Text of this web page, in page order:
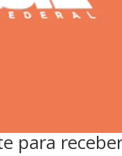
para